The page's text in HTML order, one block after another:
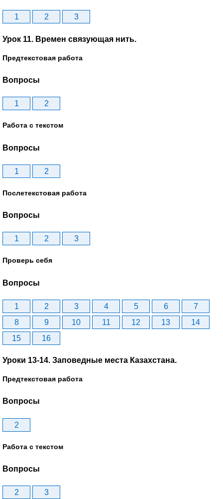
1 2 3
Урок 11. Времен связующая нить.
Предтекстовая работа
Вопросы
1 2
Работа с текстом
Вопросы
1 2
Послетекстовая работа
Вопросы
1 2 3
Проверь себя
Вопросы
1 2 3 4 5 6
7
8
9 10 11 12 13
14
15
16
Уроки 13-14. Заповедные места Казахстана.
Предтекстовая работа
Вопросы
2
Работа с текстом
Вопросы
2 3